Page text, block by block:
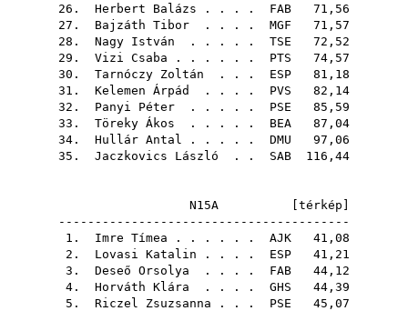
26. Herbert Balázs . . . . FAB 71,56
27. Bajzáth Tibor . . . . MGF 71,57
28. Nagy István . . . . . TSE 72,52
29. Vizi Csaba . . . . . . PTS 74,57
30. Tarnóczy Zoltán . . . ESP 81,18
31. Kelemen Árpád . . . . PVS 82,14
32. Panyi Péter . . . . . PSE 85,59
33. Töreky Ákos . . . . . BEA 87,04
34. Hullár Antal . . . . . DMU 97,06
35. Jaczkovics László . . SAB 116,44
N15A [ térkép
----------------------------------------
1. Imre Tímea . . . . . . AJK 41,08
2. Lovasi Katalin . . . . ESP 41,21
3. Deseő Orsolya . . . . FAB 44,12
4. Horváth Klára . . . . GHS 44,39
5. Riczel Zsuzsanna . . . PSE 45,07